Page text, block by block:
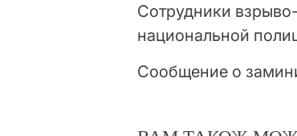
Сотрудники
национальной
Сообщение о